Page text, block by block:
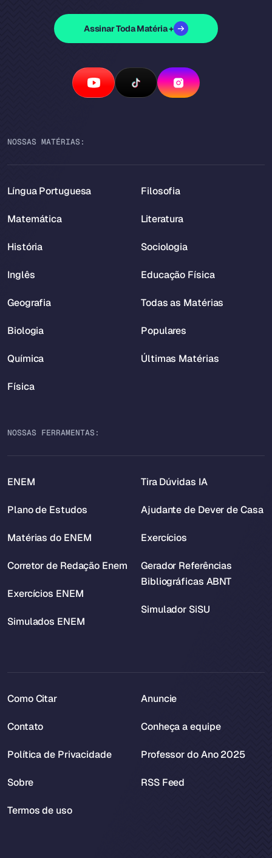
Assinar Toda Matéria +
NOSSAS MATÉRIAS:
Língua Portuguesa
Matemática
História
Inglês
Geografia
Biologia
Química
Física
Filosofia
Literatura
Sociologia
Educação Física
Todas as Matérias
Populares
Últimas Matérias
NOSSAS FERRAMENTAS:
ENEM
Plano de Estudos
Matérias do ENEM
Corretor de Redação Enem
Exercícios ENEM
Simulados ENEM
Tira Dúvidas IA
Ajudante de Dever de Casa
Exercícios
Gerador Referências
Bibliográficas ABNT
Simulador SiSU
Como Citar
Contato
Política de Privacidade
Sobre
Termos de uso
Anuncie
Conheça a equipe
Professor do Ano 2025
RSS Feed